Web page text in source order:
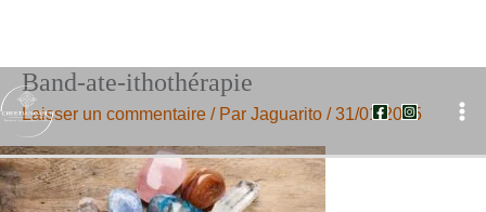
Aller
au
contenu
Band-ate-ithothérapie
Laisser un commentaire / Par Jaguarito /31/01/2025